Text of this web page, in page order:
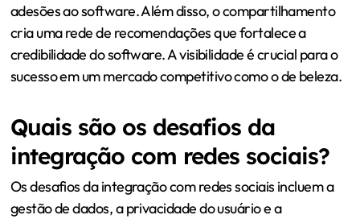
adesões ao software. Além disso, o compartilhamento
cria uma rede de recomendações que fortalece a
credibilidade do software. A visibilidade é crucial para o
sucesso em um mercado competitivo como o de beleza.
Quais são os desafios da
integração com redes sociais?
Os desafios da integração com redes sociais incluem a
gestão de dados, a privacidade do usuário e a